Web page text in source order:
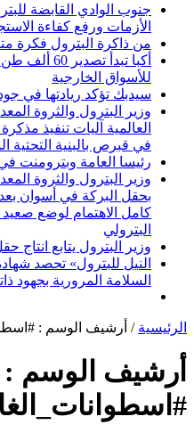
جنوب الوادي القابضة
الأزمات ورفع كفاءة
من ذاكرة البترول فكرة
أكبا تبدأ
للأسواق الخارجية
سيدبك تؤكد ريادتها في
وزير البترول والثروة
العالمية آليات تنفيذ
في قبرص بالبنية التحتية
رئيسا العامة وبترومنت
وزير البترول والثروة
كامل الاهتمام لوضع
البترولي
وزير البترول يتابع انتاج
السلامة المرورية بجهود
الرئيسية / أرشيف الوسم :
أرشيف الوسم :